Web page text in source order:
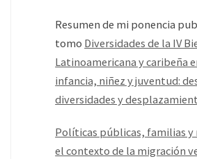
Resumen de mi ponencia
tomo Diversidades de la IV
Latinoamericana y caribeña
infancia, niñez y juventud:
diversidades y
Políticas públicas, familias y
el contexto de la migración